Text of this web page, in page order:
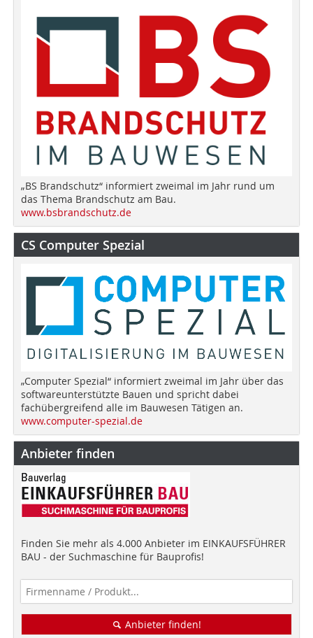
„BS Brandschutz“ informiert zweimal im Jahr rund um
das Thema Brandschutz am Bau.
www.bsbrandschutz.de
CS Computer Spezial
„Computer Spezial“ informiert zweimal im Jahr über das
softwareunterstützte Bauen und spricht dabei
fachübergreifend alle im Bauwesen Tätigen an.
www.computer-spezial.de
Anbieter finden
Finden Sie mehr als 4.000 Anbieter im EINKAUFSFÜHRER
BAU - der Suchmaschine für Bauprofis!
Anbieter finden!